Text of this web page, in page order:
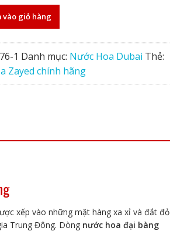
vào giỏ hàng
1 Danh mục: Nước Hoa Dubai Thẻ:
Zayed chính hãng
xếp vào những mặt hàng xa xỉ và đắt đỏ
Trung Đông. Dòng nước hoa đại bàng